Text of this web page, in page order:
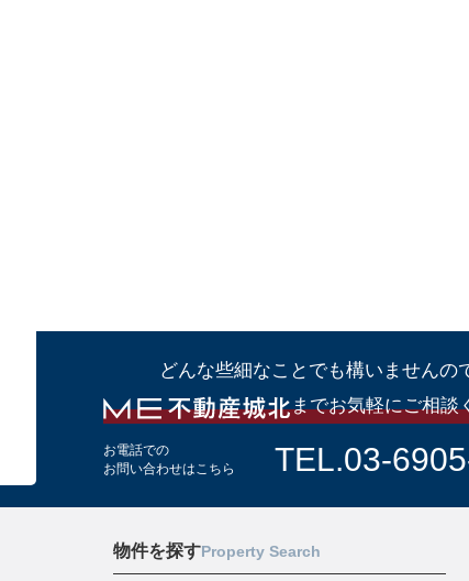
どんな些細なことでも構いませんの
までお気軽にご相談
お電話での
お問い合わせはこちら
TEL.03-
物件を探すProperty Search